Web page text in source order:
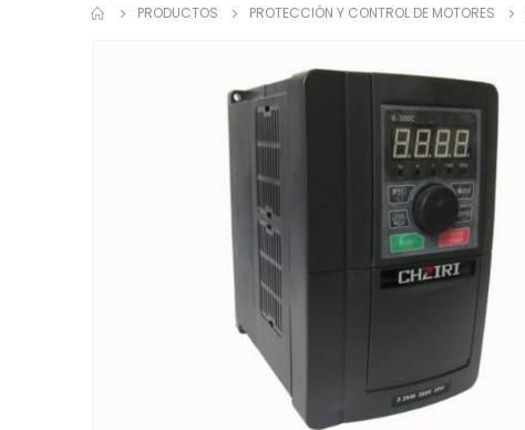
PRODUCTOS PROTECCIÓN Y CONTROL DE MOTORES